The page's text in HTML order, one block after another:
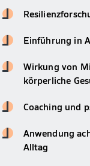
Einführung in
Wirkung von
körperliche
Coaching und
Anwendung
Alltag